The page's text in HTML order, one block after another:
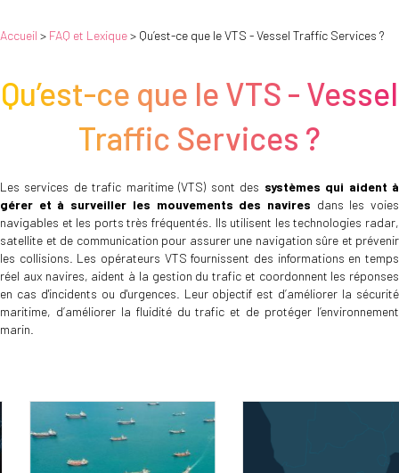
Accueil > FAQ et Lexique> Qu’est-ce que le VTS - Vessel Traffic Services ?
Qu’est-ce que le VTS - Vessel
Traffic Services ?
Les services de trafic maritime (VTS) sont des systèmes qui aident à
gérer et à surveiller les mouvements des navires dans les voies
navigables et les ports très fréquentés. Ils utilisent les technologies radar,
satellite et de communication pour assurer une navigation sûre et prévenir
les collisions. Les opérateurs VTS fournissent des informations en temps
réel aux navires, aident à la gestion du trafic et coordonnent les réponses
en cas d'incidents ou d'urgences. Leur objectif est d’améliorer la sécurité
maritime, d’améliorer la fluidité du trafic et de protéger l’environnement
marin.